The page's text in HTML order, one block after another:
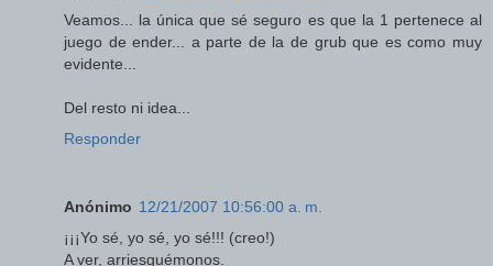
Veamos... la única que sé seguro es que la 1 pertenece al
juego de ender... a parte de la de grub que es como muy
evidente...
Del resto ni idea...
Responder
Anónimo 12/21/2007 10:56:00 a. m.
¡¡¡Yo sé, yo sé, yo sé!!! (creo!)
A ver, arriesguémonos.